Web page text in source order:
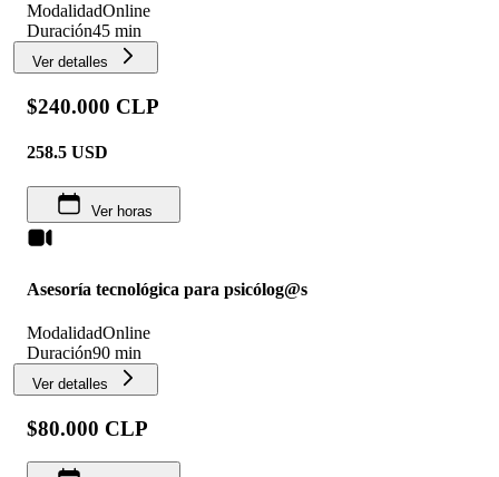
ModalidadOnline
Duración45 min
Ver detalles
$240.000 CLP
258.5 USD
Ver horas
Asesoría tecnológica para psicólog@s
ModalidadOnline
Duración90 min
Ver detalles
$80.000 CLP